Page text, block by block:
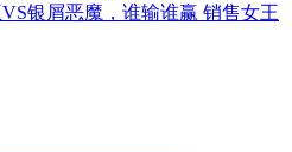
销售女王